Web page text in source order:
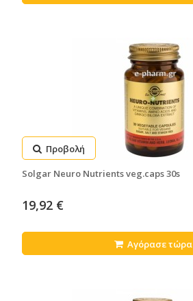
Προβολή
Solgar Neuro Nutrients veg.caps 30s
19,92 €
Αγόρασε τώρα